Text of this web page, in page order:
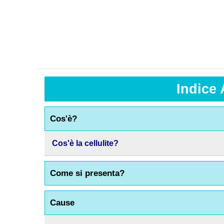
Indice
Cos'è?
Cos'è la cellulite?
Come si presenta?
Cause